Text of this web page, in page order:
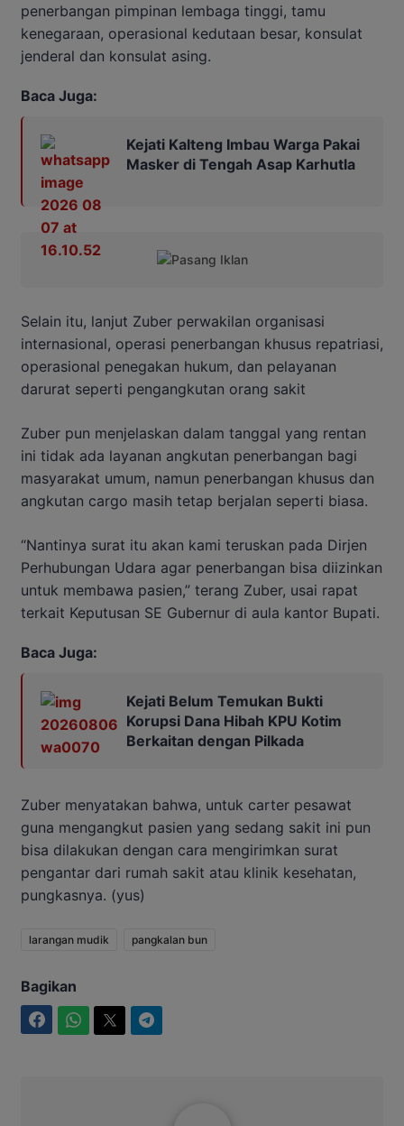
penerbangan pimpinan lembaga tinggi, tamu
kenegaraan, operasional kedutaan besar, konsulat
jenderal dan konsulat asing.
Baca Juga:
Kejati Kalteng Imbau Warga Pakai
Masker di Tengah Asap Karhutla
Selain itu, lanjut Zuber perwakilan organisasi
internasional, operasi penerbangan khusus repatriasi,
operasional penegakan hukum, dan pelayanan
darurat seperti pengangkutan orang sakit
Zuber pun menjelaskan dalam tanggal yang rentan
ini tidak ada layanan angkutan penerbangan bagi
masyarakat umum, namun penerbangan khusus dan
angkutan cargo masih tetap berjalan seperti biasa.
“Nantinya surat itu akan kami teruskan pada Dirjen
Perhubungan Udara agar penerbangan bisa diizinkan
untuk membawa pasien,” terang Zuber, usai rapat
terkait Keputusan SE Gubernur di aula kantor Bupati.
Baca Juga:
Kejati Belum Temukan Bukti
Korupsi Dana Hibah KPU Kotim
Berkaitan dengan Pilkada
Zuber menyatakan bahwa, untuk carter pesawat
guna mengangkut pasien yang sedang sakit ini pun
bisa dilakukan dengan cara mengirimkan surat
pengantar dari rumah sakit atau klinik kesehatan,
pungkasnya. (yus)
larangan mudik pangkalan bun
Bagikan